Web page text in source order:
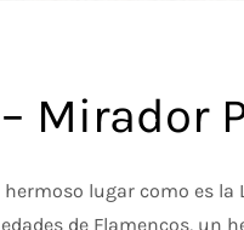
Mirador
lugar como es
de Flamencos, un